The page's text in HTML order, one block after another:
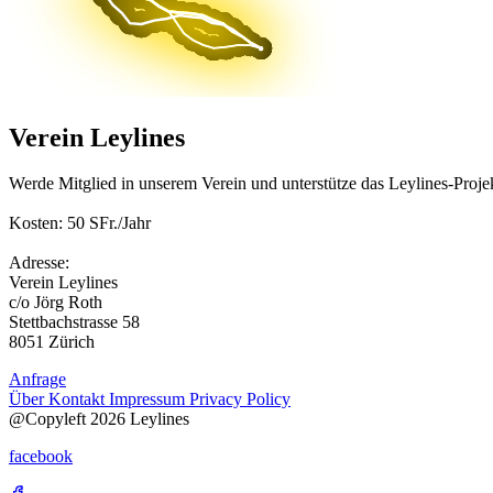
Verein Leylines
Werde Mitglied in unserem Verein und unterstütze das Leylines-
Kosten: 50 SFr./Jahr
Adresse:
Verein Leylines
c/o Jörg Roth
Stettbachstrasse 58
8051 Zürich
Anfrage
ÜberKontaktImpressum Privacy Policy
@Copyleft 2026 Leylines
facebook